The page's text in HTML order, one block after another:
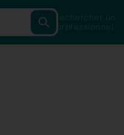
Rechercher un
professionnel